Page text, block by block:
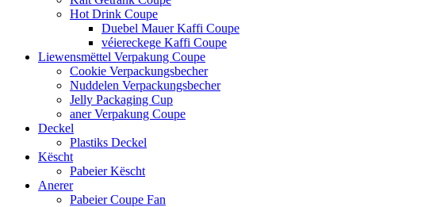
Hot Drink Coupe
Duebel Mauer Kaffi Coupe
véiereckege Kaffi Coupe
Liewensmëttel Verpakung Coupe
Cookie Verpackungsbecher
Nuddelen Verpackungsbecher
Jelly Packaging Cup
aner Verpakung Coupe
Deckel
Plastiks Deckel
Këscht
Pabeier Këscht
Anerer
Pabeier Coupe Fan